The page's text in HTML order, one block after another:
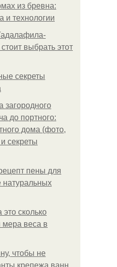
из бревна:
и технологии
выбрать этот
секреты
загородного
до портного:
дома (фото,
секреты
пены для
натуральных
сколько
веса в
чтобы не
крепежа ванн